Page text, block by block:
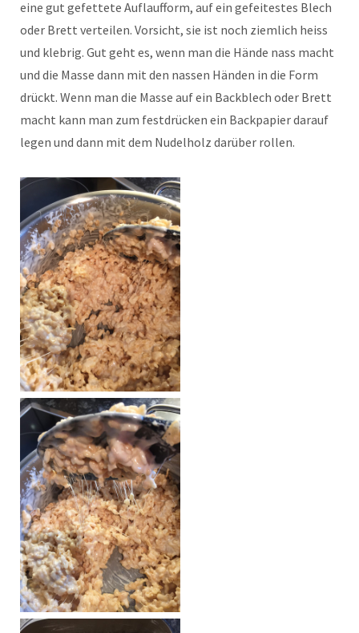
eine gut gefettete Auflaufform, auf ein gefeitestes Blech
oder Brett verteilen. Vorsicht, sie ist noch ziemlich heiss
und klebrig. Gut geht es, wenn man die Hände nass macht
und die Masse dann mit den nassen Händen in die Form
drückt. Wenn man die Masse auf ein Backblech oder Brett
macht kann man zum festdrücken ein Backpapier darauf
legen und dann mit dem Nudelholz darüber rollen.